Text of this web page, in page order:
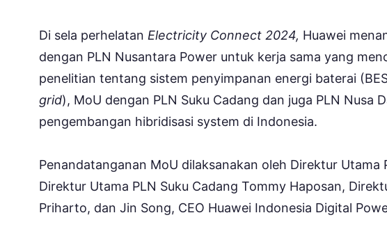
Di sela perhelatan Electricity Connect 2024, Huawei
dengan PLN Nusantara Power untuk kerja sama yang
penelitian tentang sistem penyimpanan energi baterai
grid), MoU dengan PLN Suku Cadang dan juga PLN Nusa
pengembangan hibridisasi system di Indonesia.
Penandatanganan MoU dilaksanakan oleh Direktur Utama
Direktur Utama PLN Suku Cadang Tommy Haposan,
Priharto, dan Jin Song, CEO Huawei Indonesia Digital